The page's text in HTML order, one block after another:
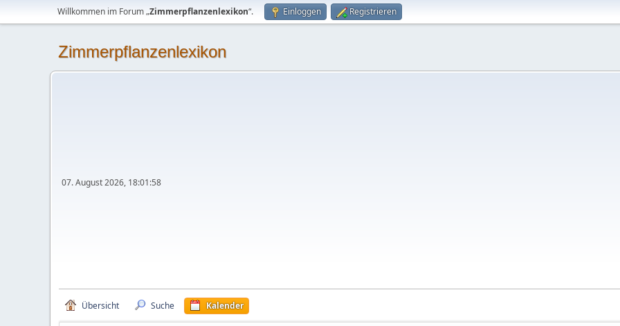
Willkommen im Forum „Zimmerpflanzenlexikon“. Einloggen Registrieren
Zimmerpflanzenlexikon
07. August 2026, 18:01:58
Übersicht Suche Kalender